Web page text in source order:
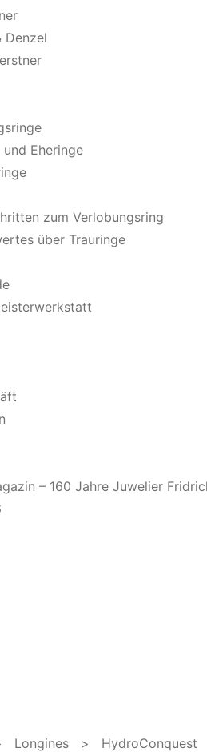
Denzel
und Eheringe
zum Verlobungsring
über Trauringe
– 160 Jahre Juwelier
Longines> HydroConquest